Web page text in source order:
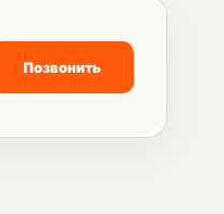
Позвонить